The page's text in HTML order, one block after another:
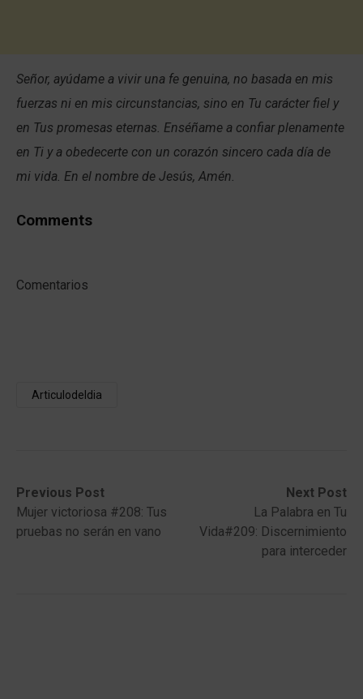
Señor, ayúdame a vivir una fe genuina, no basada en mis
fuerzas ni en mis circunstancias, sino en Tu carácter fiel y
en Tus promesas eternas. Enséñame a confiar plenamente
en Ti y a obedecerte con un corazón sincero cada día de
mi vida. En el nombre de Jesús, Amén.
Comments
Comentarios
Articulodeldia
Post
navigation
Previous Post
Previous
post:Mujer victoriosa #208: Tus
pruebas no serán en vano
Next Post
Next
post:
La Palabra en Tu
Vida#209: Discernimiento
para interceder